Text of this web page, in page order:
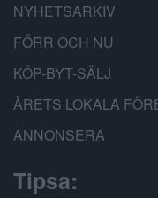
NYHETSARKIV
FÖRR OCH NU
KÖP-BYT-SÄLJ
ÅRETS LOKALA
ANNONSERA
Tipsa: